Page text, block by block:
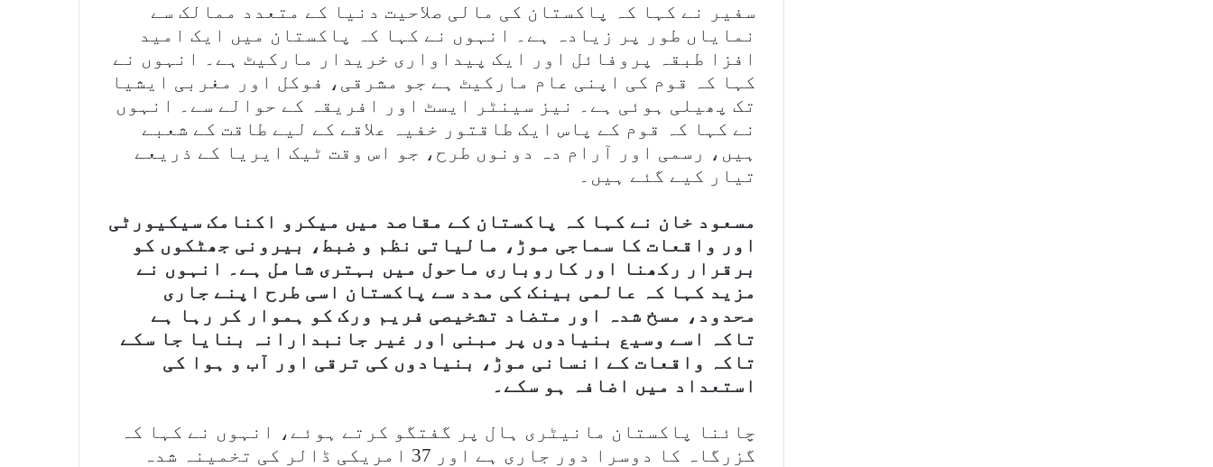
سفیر نے کہا کہ پاکستان کی مالی صلاحیت دنیا کے متعدد ممالک سے
نمایاں طور پر زیادہ ہے۔ انہوں نے کہا کہ پاکستان میں ایک امید
افزا طبقہ پروفائل اور ایک پیداواری خریدار مارکیٹ ہے۔ انہوں نے
کہا کہ قوم کی اپنی عام مارکیٹ ہے جو مشرقی، فوکل اور مغربی ایشیا
تک پھیلی ہوئی ہے۔ نیز سینٹر ایسٹ اور افریقہ کے حوالے سے۔ انہوں
نے کہا کہ قوم کے پاس ایک طاقتور خفیہ علاقے کے لیے طاقت کے شعبے
ہیں، رسمی اور آرام دہ دونوں طرح، جو اس وقت ٹیک ایریا کے ذریعے
تیار کیے گئے ہیں۔
مسعود خان نے کہا کہ پاکستان کے مقاصد میں میکرو اکنامک سیکیورٹی
اور واقعات کا سماجی موڑ، مالیاتی نظم و ضبط، بیرونی جھٹکوں کو
برقرار رکھنا اور کاروباری ماحول میں بہتری شامل ہے۔ انہوں نے
مزید کہا کہ عالمی بینک کی مدد سے پاکستان اسی طرح اپنے جاری
محدود، مسخ شدہ اور متضاد تشخیصی فریم ورک کو ہموار کر رہا ہے
تاکہ اسے وسیع بنیادوں پر مبنی اور غیر جانبدارانہ بنایا جا سکے
تاکہ واقعات کے انسانی موڑ، بنیادوں کی ترقی اور آب و ہوا کی
استعداد میں اضافہ ہو سکے۔
چائنا پاکستان مانیٹری ہال پر گفتگو کرتے ہوئے، انہوں نے کہا کہ
گزرگاہ کا دوسرا دور جاری ہے اور 37 امریکی ڈالر کی تخمینہ شدہ